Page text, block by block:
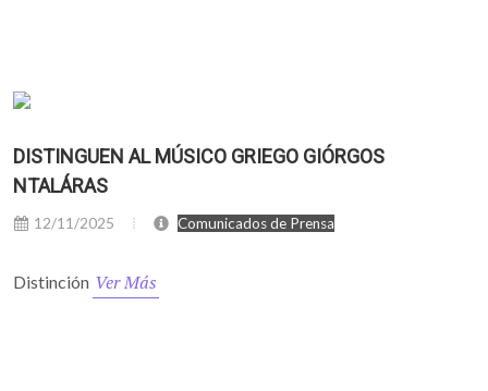
DISTINGUEN AL MÚSICO GRIEGO GIÓRGOS
NTALÁRAS
12/11/2025 Comunicados de Prensa
Distinción Ver Más